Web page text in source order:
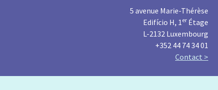
5 avenue Marie-Thérèse
Edifício H, 1 er Étage
L-2132 Luxembourg
+352 44 74 34 01
Contact >